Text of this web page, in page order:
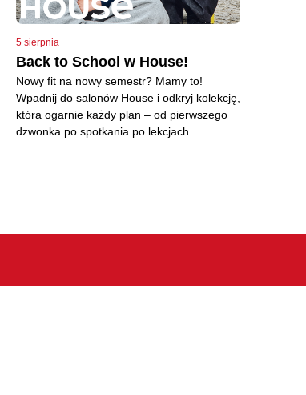
5 sierpnia
Back to School w House!
Nowy fit na nowy semestr? Mamy to!
Wpadnij do salonów House i odkryj kolekcję,
która ogarnie każdy plan – od pierwszego
dzwonka po spotkania po lekcjach.